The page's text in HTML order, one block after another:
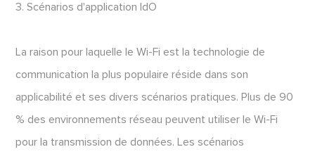
3. Scénarios d'application IdO
La raison pour laquelle le Wi-Fi est la technologie de
communication la plus populaire réside dans son
applicabilité et ses divers scénarios pratiques. Plus de 90
% des environnements réseau peuvent utiliser le Wi-Fi
pour la transmission de données. Les scénarios